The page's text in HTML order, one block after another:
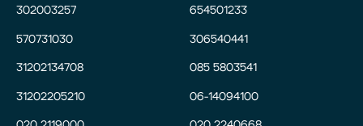
302003257
570731030
31202134708
31202205210
654501233
306540441
085 5803541
06-14094100